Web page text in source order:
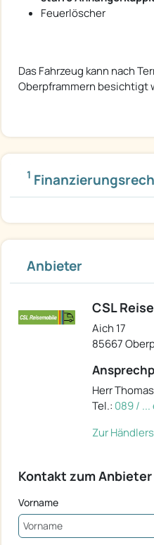
Feuerlöscher
Das Fahrzeug kann nach
Oberpframmern besichtigt
1
Anbieter
CSL
Aich 17
85667
Herr
Tel.: 089 /
Zur
Kontakt zum
Vorname